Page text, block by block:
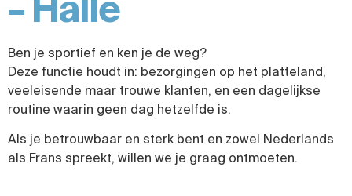
– Halle
Ben je sportief en ken je de weg?
Deze functie houdt in: bezorgingen op het platteland,
veeleisende maar trouwe klanten, en een dagelijkse
routine waarin geen dag hetzelfde is.
Als je betrouwbaar en sterk bent en zowel Nederlands
als Frans spreekt, willen we je graag ontmoeten.